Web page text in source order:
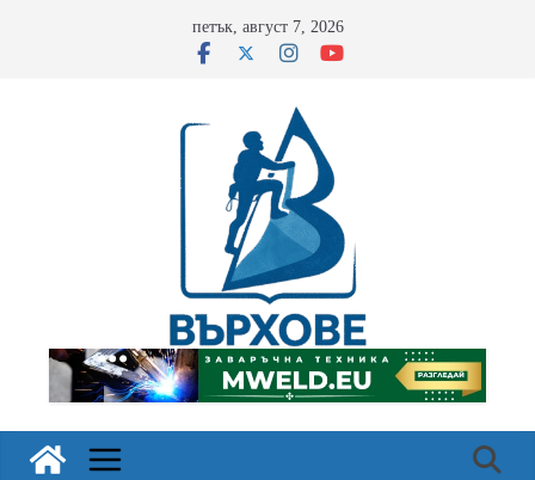
петък, август 7, 2026